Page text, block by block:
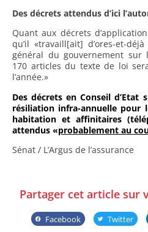
Des décrets attendus d’ici
Quant aux décrets
qu’il «travaill[ait] d’ores-et-
général du gouvernement sur
170 articles du texte de loi
l’année.»
Des décrets en Conseil d’Etat
résiliation infra-annuelle pour
habitation et affinitaires
attendus «probablement au
Sénat / L’Argus de l’assurance
Partager cet article sur
Facebook Twitter